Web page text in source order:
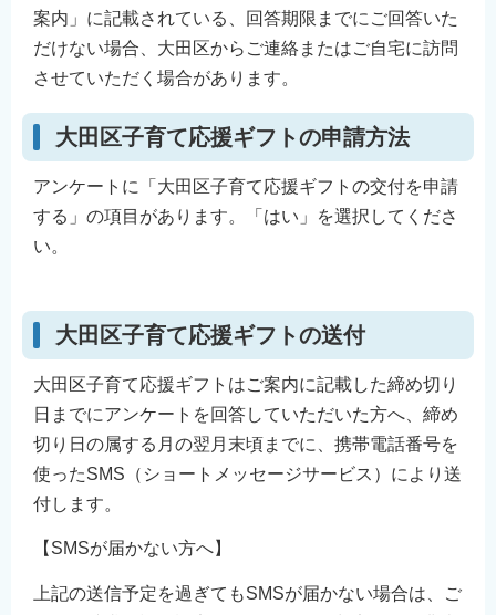
案内」に記載されている、回答期限までにご回答いた
だけない場合、大田区からご連絡またはご自宅に訪問
させていただく場合があります。
大田区子育て応援ギフトの申請方法
アンケートに「大田区子育て応援ギフトの交付を申請
する」の項目があります。「はい」を選択してくださ
い。
大田区子育て応援ギフトの送付
大田区子育て応援ギフトはご案内に記載した締め切り
日までにアンケートを回答していただいた方へ、締め
切り日の属する月の翌月末頃までに、携帯電話番号を
使ったSMS（ショートメッセージサービス）により送
付します。
【SMSが届かない方へ】
上記の送信予定を過ぎてもSMSが届かない場合は、ご